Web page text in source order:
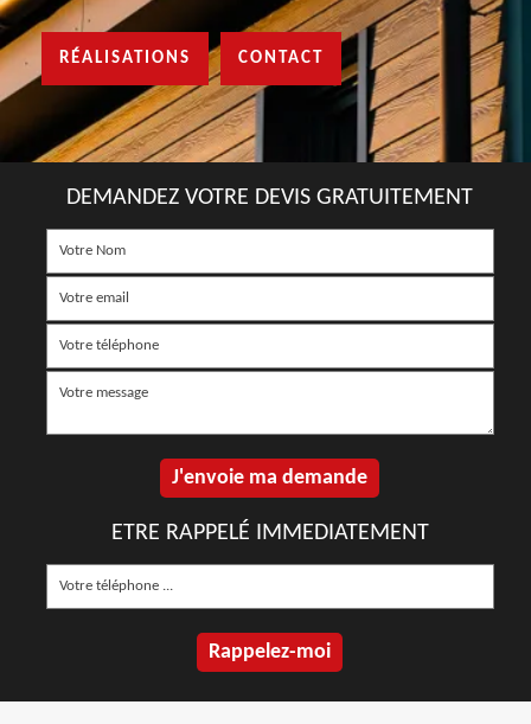
RÉALISATIONS CONTACT
DEMANDEZ VOTRE DEVIS GRATUITEMENT
ETRE RAPPELÉ IMMEDIATEMENT